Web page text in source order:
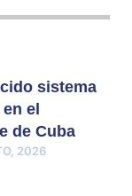
sistema
el
de Cuba
2026